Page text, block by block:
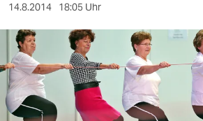
sport
berlin
nord
wahrheit
14.8.2014 18:05 Uhr